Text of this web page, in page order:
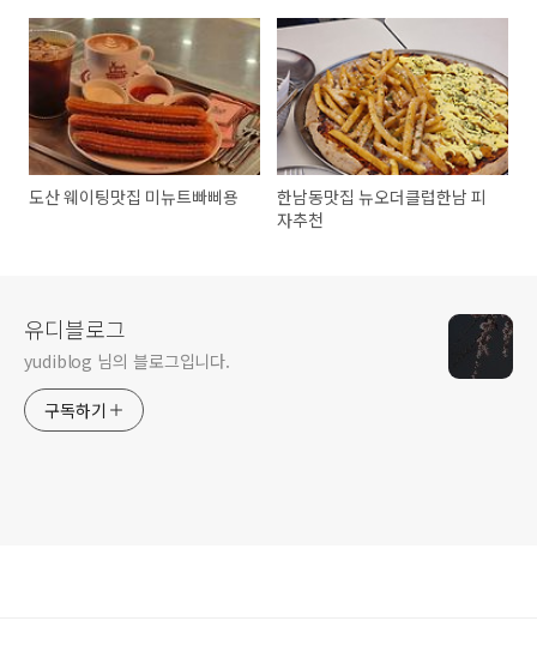
대전 어버이날 케이크
도산 웨이팅맛집 미뉴트빠삐용
한남동맛집 뉴오더클럽한남 피
자추천
유디블로그
yudiblog 님의 블로그입니다.
구독하기